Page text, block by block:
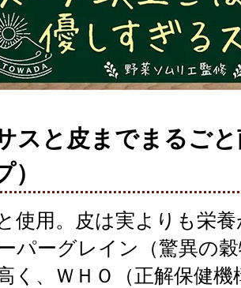
スと皮までまるご
使用。皮は実よりも栄
パーグレイン（驚異の
く、ＷＨＯ（正解保健